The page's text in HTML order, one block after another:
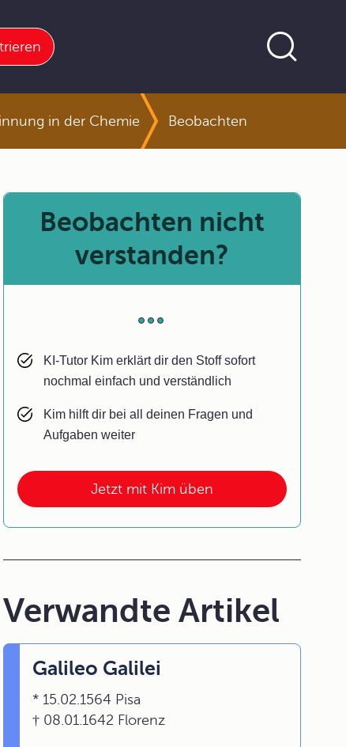
in der Chemie Beobachten
Jetzt mit Kim üben
Beobachten nicht
verstanden?
KI-Tutor Kim erklärt dir den Stoff sofort
nochmal einfach und verständlich
Kim hilft dir bei all deinen Fragen und
Aufgaben weiter
Verwandte Artikel
Galileo Galilei
* 15.02.1564 Pisa
† 08.01.1642 Florenz